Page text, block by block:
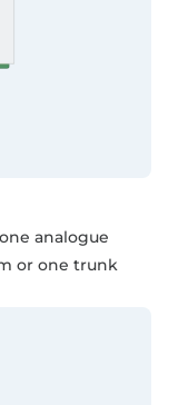
analogue
or one trunk